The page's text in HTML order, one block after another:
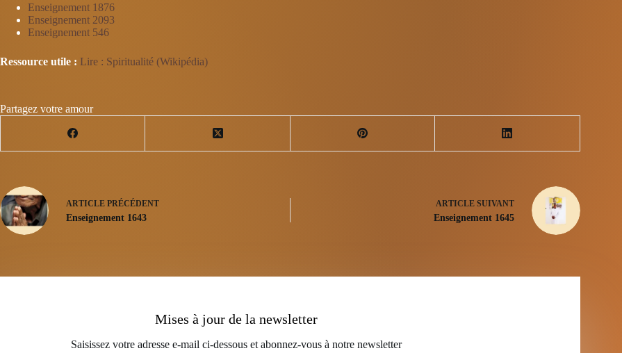
Enseignement 1876
Enseignement 2093
Enseignement 546
Ressource utile : Lire : Spiritualité (Wikipédia)
Partagez votre amour
ARTICLE PRÉCÉDENT
Enseignement 1643
ARTICLESUIVANT
Enseignement 1645
Mises à jour de la newsletter
Saisissez votre adresse e-mail ci-dessous et abonnez-vous à notre newsletter